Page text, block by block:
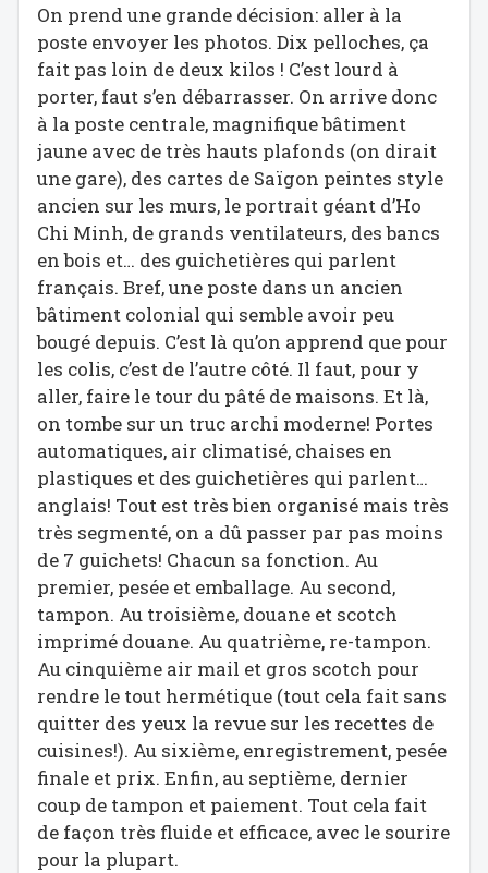
On prend une grande décision: aller à la
poste envoyer les photos. Dix pelloches, ça
fait pas loin de deux kilos ! C’est lourd à
porter, faut s’en débarrasser. On arrive donc
à la poste centrale, magnifique bâtiment
jaune avec de très hauts plafonds (on dirait
une gare), des cartes de Saïgon peintes style
ancien sur les murs, le portrait géant d’Ho
Chi Minh, de grands ventilateurs, des bancs
en bois et… des guichetières qui parlent
français. Bref, une poste dans un ancien
bâtiment colonial qui semble avoir peu
bougé depuis. C’est là qu’on apprend que pour
les colis, c’est de l’autre côté. Il faut, pour y
aller, faire le tour du pâté de maisons. Et là,
on tombe sur un truc archi moderne! Portes
automatiques, air climatisé, chaises en
plastiques et des guichetières qui parlent…
anglais! Tout est très bien organisé mais très
très segmenté, on a dû passer par pas moins
de 7 guichets! Chacun sa fonction. Au
premier, pesée et emballage. Au second,
tampon. Au troisième, douane et scotch
imprimé douane. Au quatrième, re-tampon.
Au cinquième air mail et gros scotch pour
rendre le tout hermétique (tout cela fait sans
quitter des yeux la revue sur les recettes de
cuisines!). Au sixième, enregistrement, pesée
finale et prix. Enfin, au septième, dernier
coup de tampon et paiement. Tout cela fait
de façon très fluide et efficace, avec le sourire
pour la plupart.